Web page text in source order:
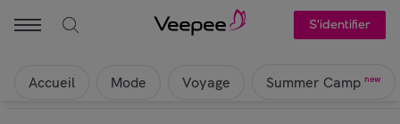
S'identifier
Accueil Mode Voyage Summer Camp new